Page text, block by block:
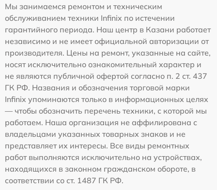
Мы занимаемся ремонтом и техническим
обслуживанием техники Infinix по истечении
гарантийного периода. Наш центр в Казани работает
независимо и не имеет официальной авторизации от
производителя. Цены на ремонт, указанные на сайте,
носят исключительно ознакомительный характер и
не являются публичной офертой согласно п. 2 ст. 437
ГК РФ. Названия и обозначения торговой марки
Infinix упоминаются только в информационных целях
— чтобы обозначить перечень техники, с которой мы
работаем. Наша организация не аффилирована с
владельцами указанных товарных знаков и не
представляет их интересы. Все виды ремонтных
работ выполняются исключительно на устройствах,
находящихся в законном гражданском обороте, в
соответствии со ст. 1487 ГК РФ.